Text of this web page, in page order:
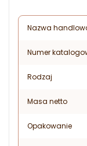
Nazwa
Numer
Rodzaj
Masa netto
Opakowanie